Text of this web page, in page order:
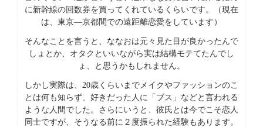
に新幹線の回数券を買ってくれているくらいです。（現在
は、東京―京都間での遠距離恋愛をしています）
そんなことを言うと、ななおは元々見た目が良かったんで
しょとか、オタクといいながら実は結構モテてたんでし
ょ、と思うかもしれません。
しかし実際は、20歳くらいまでメイクやファッションのこ
とは何も知らず、好きだった人に「ブス」などと言われる
ような人間でした。さらにいうと、彼氏とは今でこそ恋人
同士ですが、そうなる前に２度振られた経験もあります。